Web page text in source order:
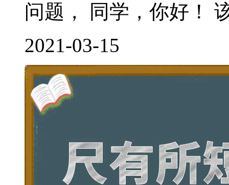
问题， 同学，你好！
2021-03-15